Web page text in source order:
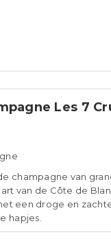
Les 7
champagne van
van de Côte de
een droge en
hapjes.